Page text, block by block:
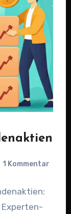
1 Kommentar